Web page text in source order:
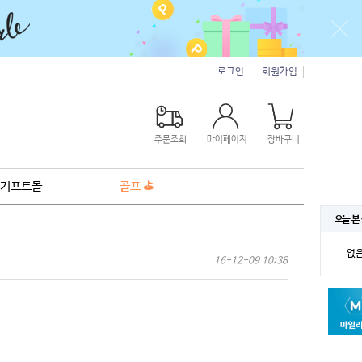
회원가입
로그인
장바구니
마이페이지
주문조회
기프트몰 골프 ⛳
오늘 본
없
16-12-09 10:38